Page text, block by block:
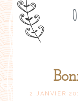
2 JANVIER
Post